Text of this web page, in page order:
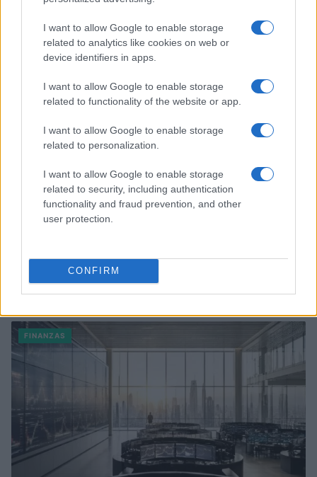
I want to allow Google to enable storage
related to analytics like cookies on web or
device identifiers in apps.
I want to allow Google to enable storage
related to functionality of the website or app.
I want to allow Google to enable storage
related to personalization.
I want to allow Google to enable storage
related to security, including authentication
functionality and fraud prevention, and other
user protection.
CONFIRM
Identifica y elimina suscripciones, fees y compras impulsivas
Marta Ruiz · 8 Ago 2026
Cómo la crisis de refino está afectando los precios de la
gasolina y el diésel
FINANZAS